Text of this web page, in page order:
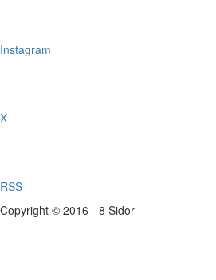
Instagram
X
RSS
Copyright © 2016 - 8 Sidor